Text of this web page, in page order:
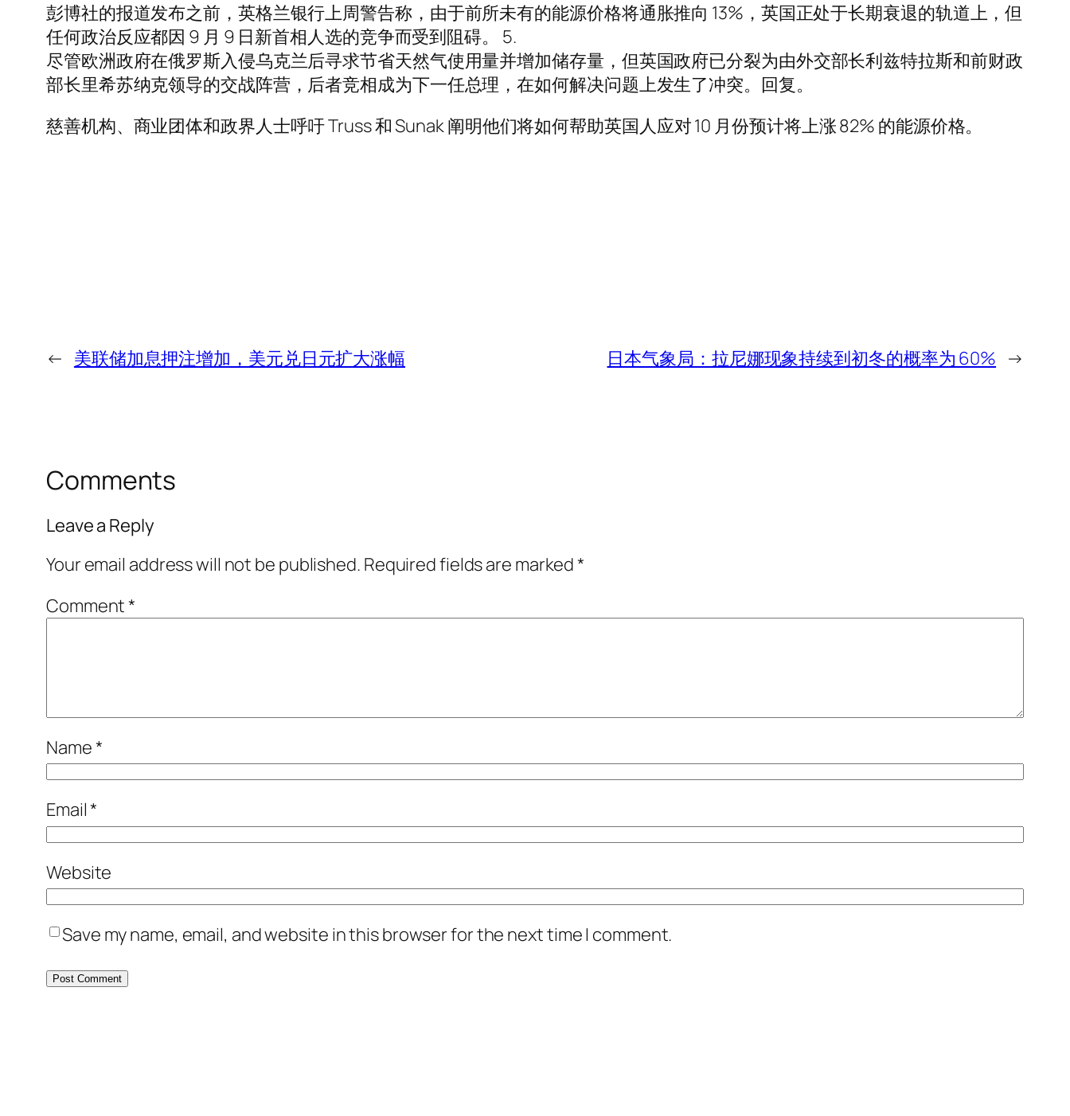
彭博社的报道发布之前，英格兰银行上周警告称，由于前所未有的能源价格将通胀推向 13%，英国正处于长期衰退的轨道上，但
任何政治反应都因 9 月 9 日新首相人选的竞争而受到阻碍。 5.
尽管欧洲政府在俄罗斯入侵乌克兰后寻求节省天然气使用量并增加储存量，但英国政府已分裂为由外交部长利兹特拉斯和前财政
部长里希苏纳克领导的交战阵营，后者竞相成为下一任总理，在如何解决问题上发生了冲突。回复。
慈善机构、商业团体和政界人士呼吁 Truss 和 Sunak 阐明他们将如何帮助英国人应对 10 月份预计将上涨 82% 的能源价格。
← 美联储加息押注增加，美元兑日元扩大涨幅 日本气象局：拉尼娜现象持续到初冬的概率为 60% →
Comments
Leave a Reply
Your email address will not be published. Required fields are marked*
Comment*
Name*
Email*
Website
Save my name, email, and website in this browser for the next time I comment.